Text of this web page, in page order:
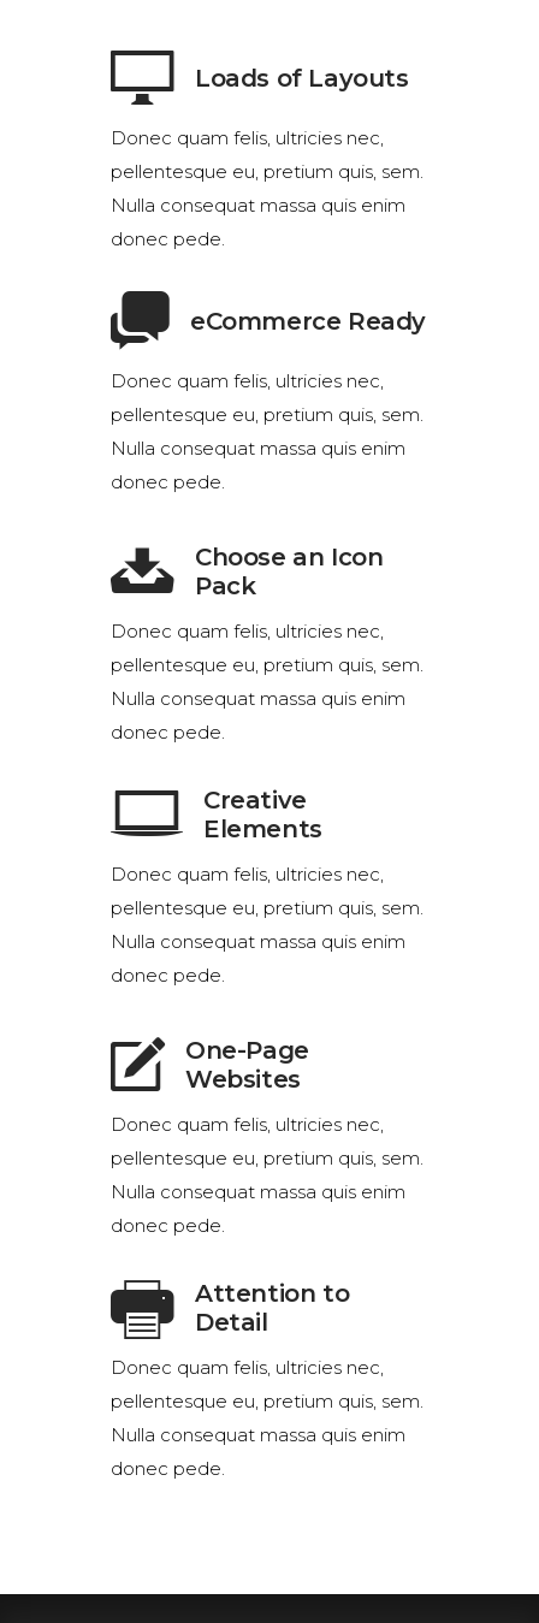
Loads of Layouts
Donec quam felis, ultricies nec,
pellentesque eu, pretium quis, sem.
Nulla consequat massa quis enim
donec pede.
eCommerce Ready
Donec quam felis, ultricies nec,
pellentesque eu, pretium quis, sem.
Nulla consequat massa quis enim
donec pede.
Choose an Icon
Pack
Donec quam felis, ultricies nec,
pellentesque eu, pretium quis, sem.
Nulla consequat massa quis enim
donec pede.
Creative
Elements
Donec quam felis, ultricies nec,
pellentesque eu, pretium quis, sem.
Nulla consequat massa quis enim
donec pede.
One-Page
Websites
Donec quam felis, ultricies nec,
pellentesque eu, pretium quis, sem.
Nulla consequat massa quis enim
donec pede.
Attention to
Detail
Donec quam felis, ultricies nec,
pellentesque eu, pretium quis, sem.
Nulla consequat massa quis enim
donec pede.